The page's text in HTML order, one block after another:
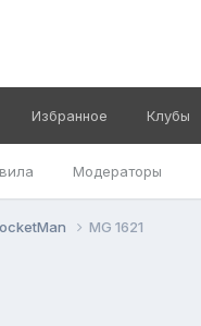
Модераторы
Избранное Клубы
MG 1621